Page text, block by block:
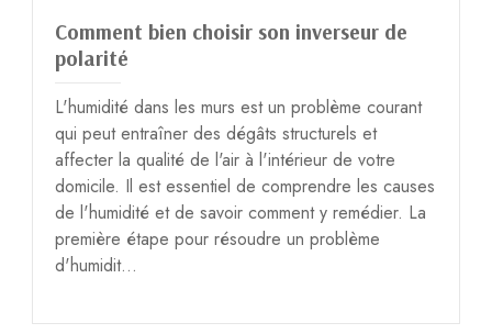
Comment bien choisir son inverseur de
polarité
L'humidité dans les murs est un problème courant
qui peut entraîner des dégâts structurels et
affecter la qualité de l'air à l'intérieur de votre
domicile. Il est essentiel de comprendre les causes
de l'humidité et de savoir comment y remédier. La
première étape pour résoudre un problème
d'humidit...